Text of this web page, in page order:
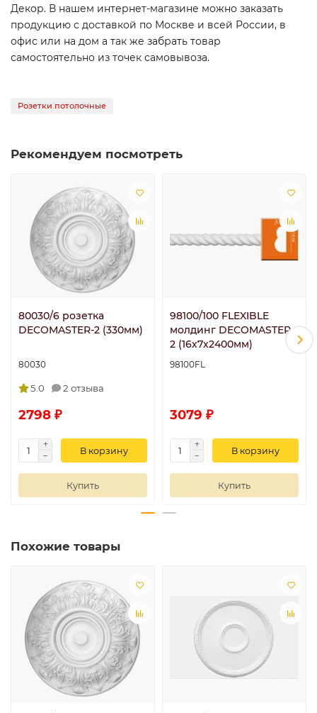
Декор. В нашем интернет-магазине можно заказать
продукцию с доставкой по Москве и всей России, в
офис или на дом а так же забрать товар
самостоятельно из точек самовывоза.
Розетки потолочные
Рекомендуем посмотреть
80030/6 розетка
DECOMASTER-2 (330мм)
80030
5.0 2 отзыва
2798 ₽
В корзину
Купить
98100/100 FLEXIBLE
молдинг DECOMASTER-
2 (16х7х2400мм)
98100FL
3079 ₽
В корзину
Купить
Похожие товары